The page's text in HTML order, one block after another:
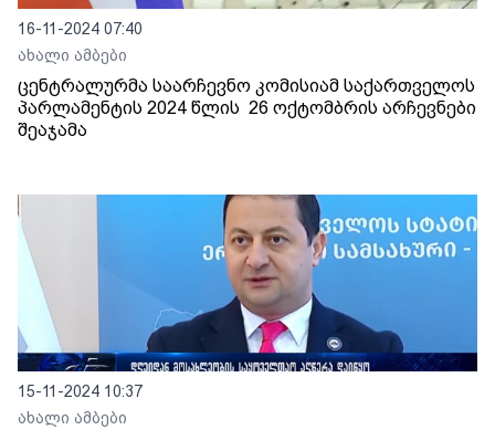
16-11-2024 07:40
ახალი ამბები
ცენტრალურმა საარჩევნო კომისიამ საქართველოს
პარლამენტის 2024 წლის 26 ოქტომბრის არჩევნები
შეაჯამა
15-11-2024 10:37
ახალი ამბები